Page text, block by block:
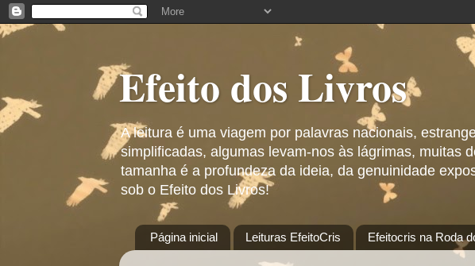
Efeito dos Livros
A leitura é uma viagem por palavras nacionais,
simplificadas, algumas levam-nos às lágrimas, muitas
tamanha é a profundeza da ideia, da genuinidade
sob o Efeito dos Livros!
Página inicial Leituras EfeitoCris Efeitocris na Roda